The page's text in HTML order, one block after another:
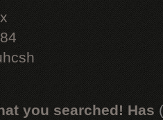
you searched! Has